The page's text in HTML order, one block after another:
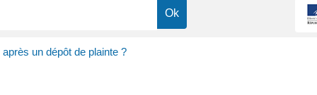
un dépôt de plainte ?